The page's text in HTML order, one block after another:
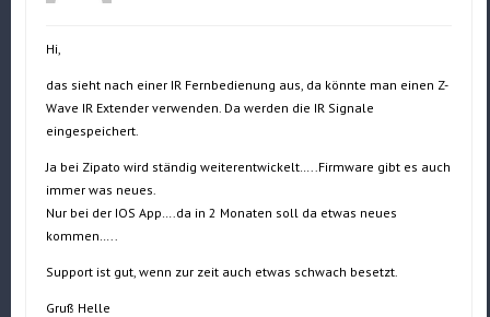
Hi,
das sieht nach einer IR Fernbedienung aus, da könnte man einen Z-
Wave IR Extender verwenden. Da werden die IR Signale
eingespeichert.
Ja bei Zipato wird ständig weiterentwickelt…..Firmware gibt es auch
immer was neues.
Nur bei der IOS App….da in 2 Monaten soll da etwas neues
kommen…..
Support ist gut, wenn zur zeit auch etwas schwach besetzt.
Gruß Helle